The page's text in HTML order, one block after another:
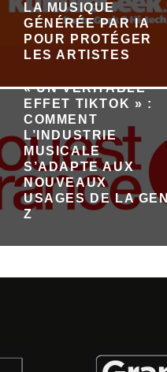
LA MUSIQUE
GÉNÉRÉE PAR IA
POUR PROTÉGER
LES ARTISTES
« UN VÉRITABLE
EFFET TIKTOK » :
COMMENT
L’INDUSTRIE
MUSICALE
S’ADAPTE AUX
NOUVEAUX
USAGES DE LA GEN
Z